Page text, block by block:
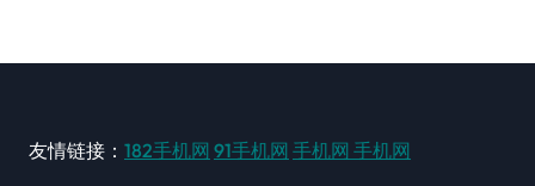
友情链接： 182手机网 91手机网 手机网 手机网